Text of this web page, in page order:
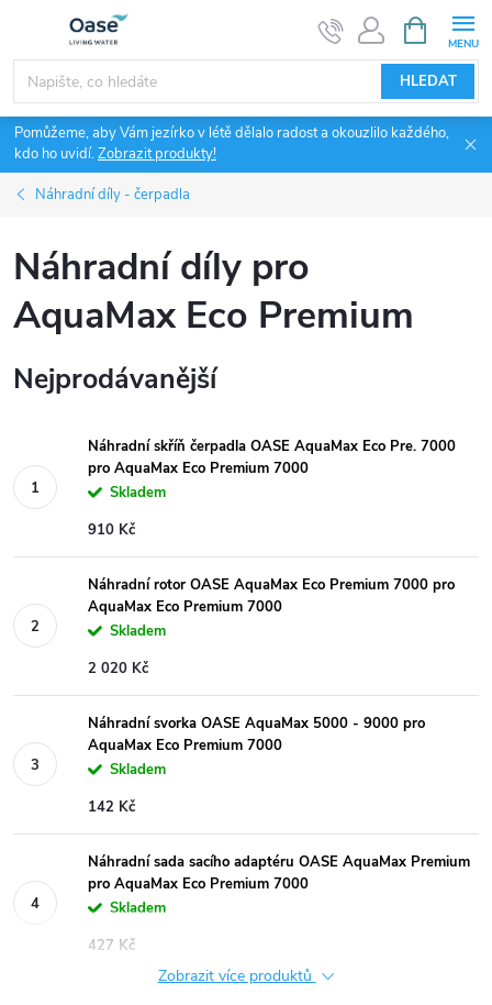
obsah
HLEDAT
NÁKUPNÍ
KOŠÍK
Pomůžeme, aby Vám jezírko v létě dělalo radost a okouzlilo každého,
kdo ho uvidí.Zobrazit produkty!
Náhradní díly - čerpadla
Náhradní díly pro
AquaMax Eco Premium
Nejprodávanější
Náhradní skříň čerpadla OASE AquaMax Eco Pre. 7000
pro AquaMax Eco Premium 7000
Skladem
910 Kč
Náhradní rotor OASE AquaMax Eco Premium 7000 pro
AquaMax Eco Premium 7000
Skladem
2 020 Kč
Náhradní svorka OASE AquaMax 5000 - 9000 pro
AquaMax Eco Premium 7000
Skladem
142 Kč
Náhradní sada sacího adaptéru OASE AquaMax Premium
pro AquaMax Eco Premium 7000
Skladem
427 Kč
Zobrazit více produktů